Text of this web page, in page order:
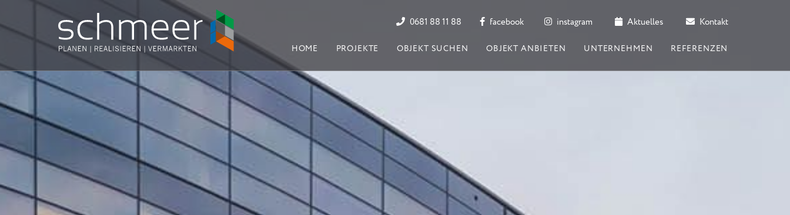
0681 88 11 88 facebook instagram Aktuelles Kontakt
HOME PROJEKTE OBJEKT SUCHEN OBJEKT ANBIETEN UNTERNEHMEN REFERENZEN